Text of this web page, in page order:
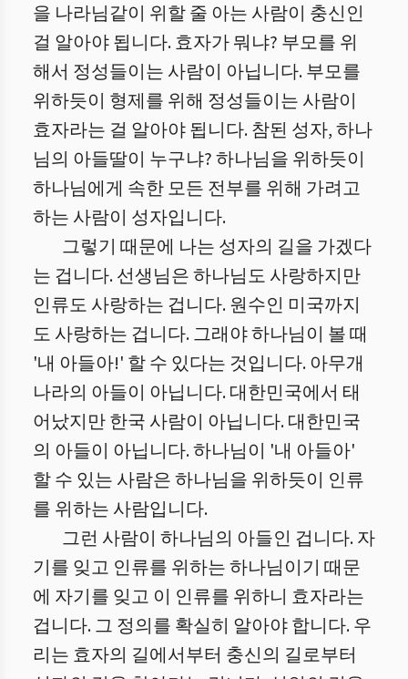
을 나라님같이 위할 줄 아는 사람이 충신인
걸 알아야 됩니다. 효자가 뭐냐? 부모를 위
해서 정성들이는 사람이 아닙니다. 부모를
위하듯이 형제를 위해 정성들이는 사람이
효자라는 걸 알아야 됩니다. 참된 성자, 하나
님의 아들딸이 누구냐? 하나님을 위하듯이
하나님에게 속한 모든 전부를 위해 가려고
하는 사람이 성자입니다.
그렇기 때문에 나는 성자의 길을 가겠다
는 겁니다. 선생님은 하나님도 사랑하지만
인류도 사랑하는 겁니다. 원수인 미국까지
도 사랑하는 겁니다. 그래야 하나님이 볼 때
'내 아들아!' 할 수 있다는 것입니다. 아무개
나라의 아들이 아닙니다. 대한민국에서 태
어났지만 한국 사람이 아닙니다. 대한민국
의 아들이 아닙니다. 하나님이 '내 아들아'
할 수 있는 사람은 하나님을 위하듯이 인류
를 위하는 사람입니다.
그런 사람이 하나님의 아들인 겁니다. 자
기를 잊고 인류를 위하는 하나님이기 때문
에 자기를 잊고 이 인류를 위하니 효자라는
겁니다. 그 정의를 확실히 알아야 합니다. 우
리는 효자의 길에서부터 충신의 길로부터